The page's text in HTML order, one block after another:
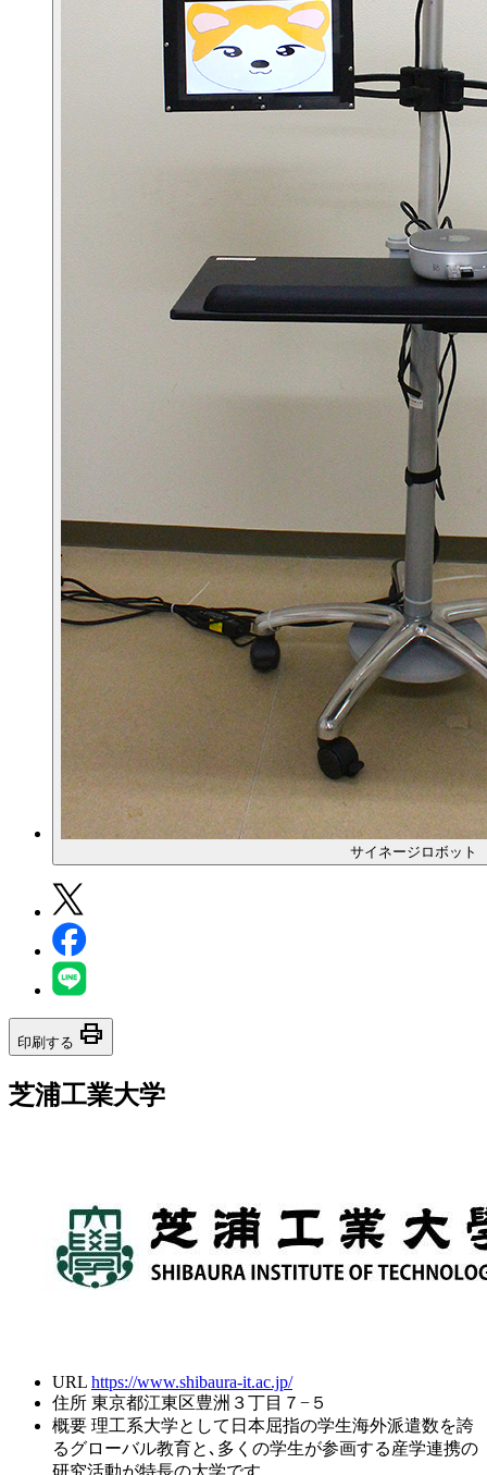
サイネージロボット
印刷する print
芝浦工業大学
URL https://www.shibaura-it.ac.jp/
住所 東京都江東区豊洲３丁目７−５
概要 理工系大学として日本屈指の学生海外派遣数を誇
るグローバル教育と､多くの学生が参画する産学連携の